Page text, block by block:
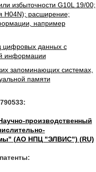
избыточности G10L 19/00;
H04N); расширение;
например
цифровых данных с
информации
запоминающих системах,
памяти
производственный
(АО НПЦ "ЭЛВИС") (RU)